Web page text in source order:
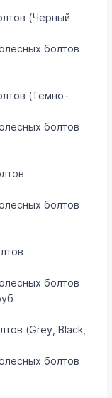
(Черный
болтов
(Темно-
болтов
болтов
болтов
(Grey, Black,
болтов